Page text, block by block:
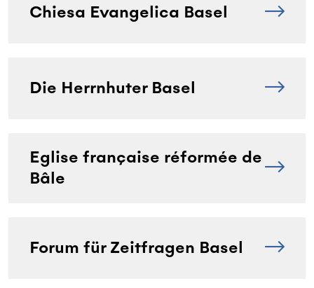
Chiesa Evangelica Basel
Die Herrnhuter Basel
Eglise française réformée de
Bâle
Forum für Zeitfragen Basel